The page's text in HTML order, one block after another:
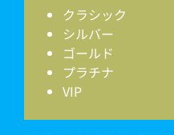
クラシック
シルバー
ゴールド
プラチナ
VIP